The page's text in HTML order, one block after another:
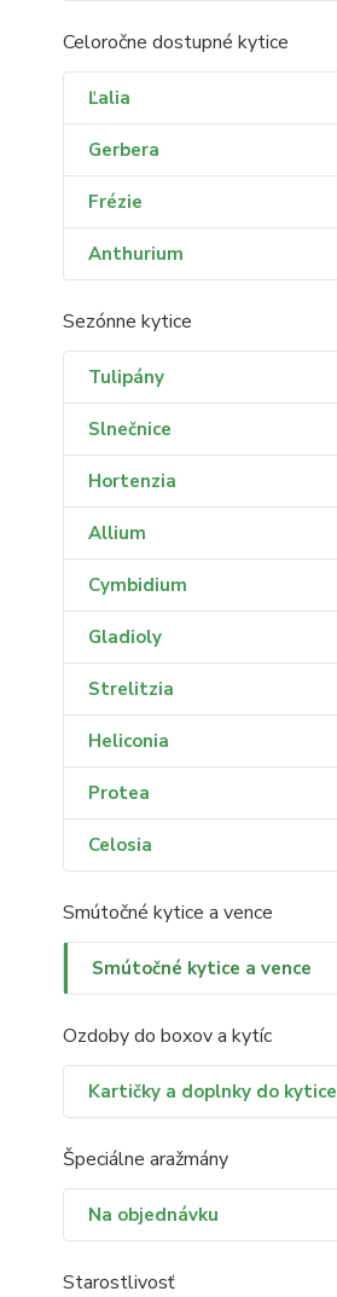
Celoročne dostupné kytice
Ľalia
Gerbera
Frézie
Anthurium
Sezónne kytice
Tulipány
Slnečnice
Hortenzia
Allium
Cymbidium
Gladioly
Strelitzia
Heliconia
Protea
Celosia
Smútočné kytice a vence
Smútočné kytice a vence
Ozdoby do boxov a kytíc
Kartičky a doplnky do kytice
Špeciálne aražmány
Na objednávku
Starostlivosť